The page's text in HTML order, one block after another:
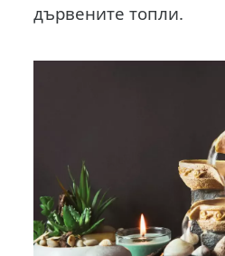
дървените топли.